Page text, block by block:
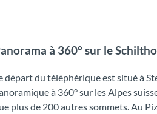
à 360° sur le
départ du téléphérique est situé à
à 360° sur les Alpes
plus de 200 autres sommets. Au